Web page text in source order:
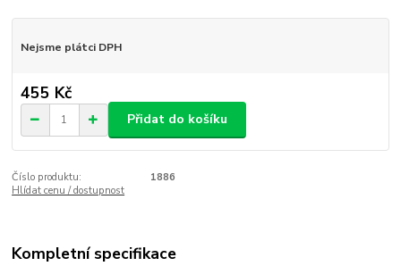
Nejsme plátci DPH
455 Kč
Přidat do košíku
Číslo produktu:
1886
Hlídat cenu / dostupnost
Kompletní specifikace